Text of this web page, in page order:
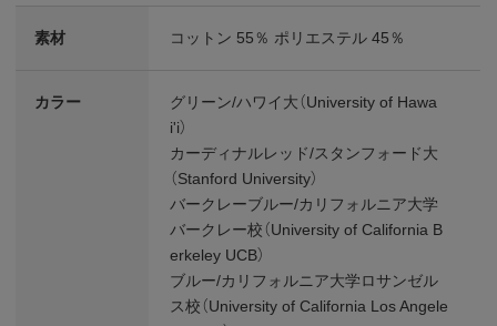
素材 コットン 55％ ポリエステル 45％
カラー
グリーン/ハワイ大（University of Hawa
i'i）
カーディナルレッド/スタンフォード大
（Stanford University）
バークレーブルー/カリフォルニア大学
バークレー校（University of California B
erkeley UCB）
ブルー/カリフォルニア大学ロサンゼル
ス校（University of California Los Angele